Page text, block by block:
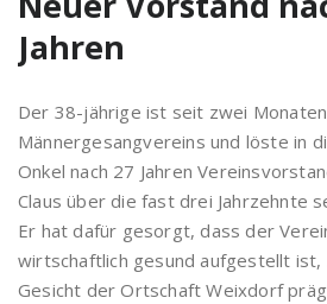
Jahren
Der 38-jährige ist seit zwei
Männergesangvereins und löste in
Onkel nach 27 Jahren
Claus über die fast drei Jahrzehnte
Er hat dafür gesorgt, dass der
wirtschaftlich gesund aufgestellt ist,
Gesicht der Ortschaft Weixdorf